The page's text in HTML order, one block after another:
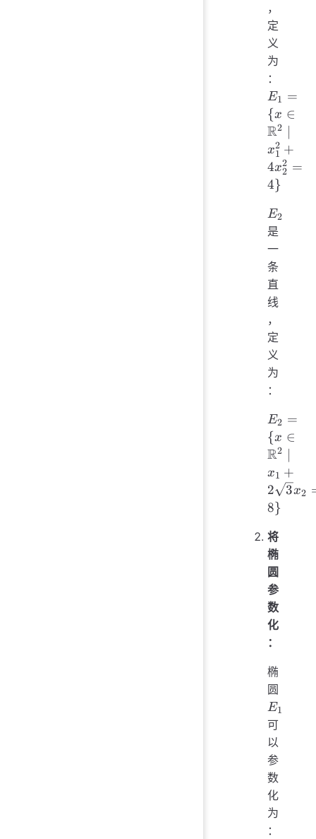
，
定
义
为
：
\mid
E1 =
{x ∈
R2
x1
2 +
4x2
2 =
4}
E_2
E2
是
一
条
直
线
，
定
义
为
：
E_2
\mid
= 8\}
E2 =
{x ∈
R2
x1 +
2
3x2
8}
将
椭
圆
参
数
化
：
椭
圆
E1
可
以
参
数
化
为
：